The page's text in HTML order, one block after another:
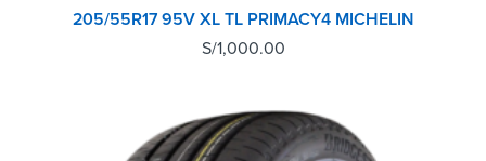
205/55R17 95V XL TL PRIMACY4 MICHELIN
S/1,000.00